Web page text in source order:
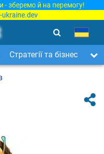
- зберемо й на перемогу!
ukraine.dev
Стратегії та бізнес